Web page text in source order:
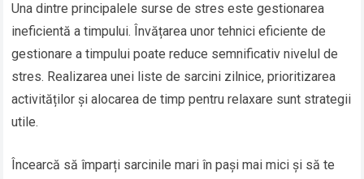
Una dintre principalele surse de stres este gestionarea
ineficientă a timpului. Învățarea unor tehnici eficiente de
gestionare a timpului poate reduce semnificativ nivelul de
stres. Realizarea unei liste de sarcini zilnice, prioritizarea
activităților și alocarea de timp pentru relaxare sunt strategii
utile.
Încearcă să împarți sarcinile mari în pași mai mici și să te